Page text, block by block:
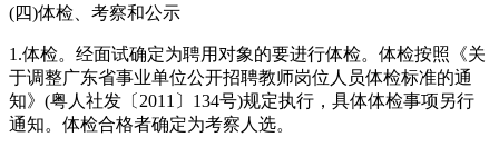
(四)体检、考察和公示
1.体检。经面试确定为聘用对象的要进行体检。体检按照《关
于调整广东省事业单位公开招聘教师岗位人员体检标准的通
知》(粤人社发〔2011〕134号)规定执行，具体体检事项另行
通知。体检合格者确定为考察人选。